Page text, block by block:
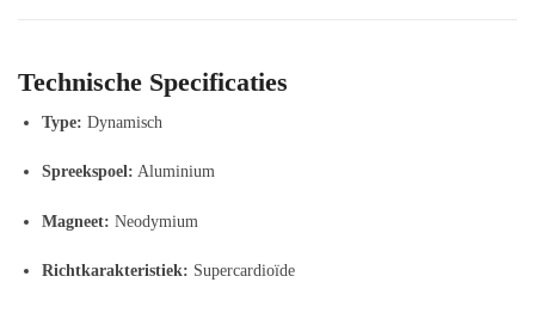
Technische Specificaties
Type: Dynamisch
Spreekspoel: Aluminium
Magneet: Neodymium
Richtkarakteristiek: Supercardioïde